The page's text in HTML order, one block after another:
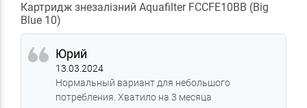
Картридж знезалізний Aquafilter FCCFE10BB (Big
Blue 10)
Юрий
13.03.2024
Нормальный вариант для небольшого
потребления. Хватило на 3 месяца